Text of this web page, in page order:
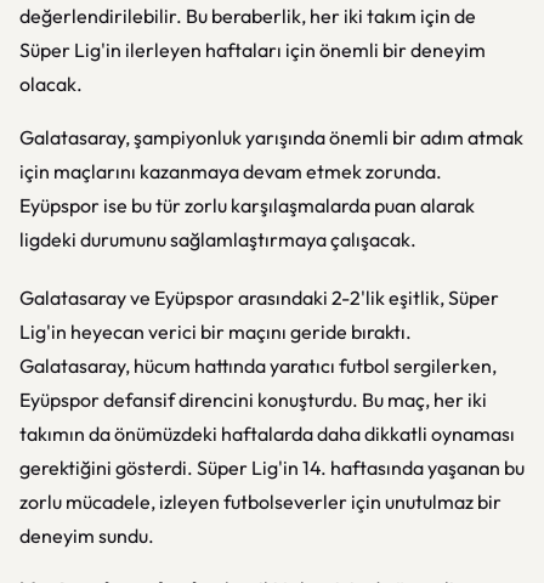
değerlendirilebilir. Bu beraberlik, her iki takım için de
Süper Lig'in ilerleyen haftaları için önemli bir deneyim
olacak.
Galatasaray, şampiyonluk yarışında önemli bir adım atmak
için maçlarını kazanmaya devam etmek zorunda.
Eyüpspor ise bu tür zorlu karşılaşmalarda puan alarak
ligdeki durumunu sağlamlaştırmaya çalışacak.
Galatasaray ve Eyüpspor arasındaki 2-2'lik eşitlik, Süper
Lig'in heyecan verici bir maçını geride bıraktı.
Galatasaray, hücum hattında yaratıcı futbol sergilerken,
Eyüpspor defansif direncini konuşturdu. Bu maç, her iki
takımın da önümüzdeki haftalarda daha dikkatli oynaması
gerektiğini gösterdi. Süper Lig'in 14. haftasında yaşanan bu
zorlu mücadele, izleyen futbolseverler için unutulmaz bir
deneyim sundu.